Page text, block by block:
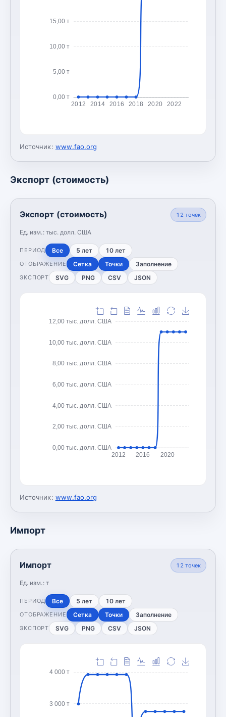
0,00 т
5,00 т
10,00 т
15,00 т
2012 2014 2016 2018 2020 2022
Источник: www.fao.org
Экспорт (стоимость)
Экспорт (стоимость)
Ед. изм.: тыс. долл. США
12 точек
ПЕРИОД Все 5 лет 10 лет
ОТОБРАЖЕНИЕ Сетка Точки Заполнение
ЭКСПОРТ SVG PNG CSV JSON
0,00 тыс. долл. США
2,00 тыс. долл. США
4,00 тыс. долл. США
6,00 тыс. долл. США
8,00 тыс. долл. США
10,00 тыс. долл. США
12,00 тыс. долл. США
2012 2016 2020
Источник: www.fao.org
Импорт
Импорт
Ед. изм.: т
12 точек
ПЕРИОД Все 5 лет 10 лет
ОТОБРАЖЕНИЕ Сетка Точки Заполнение
ЭКСПОРТ SVG PNG CSV JSON
3 000 т
4 000 т